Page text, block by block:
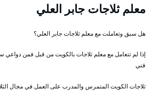
معلم ثلاجات جابر العلي
هل سبق وتعاملت مع معلم ثلاجات جابر العلي؟
إذا لم تتعامل مع معلم ثلاجات بالكويت من قبل فمن دواعي
فني
ثلاجات الكويت المتمرس والمدرب على العمل في مجال